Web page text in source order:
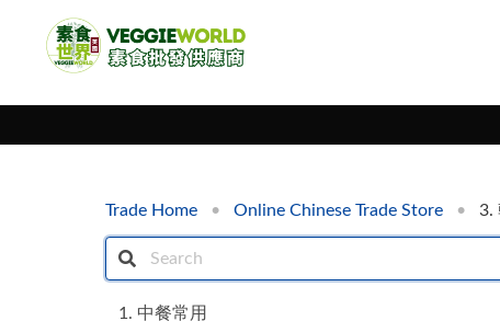
Trade Home Online Chinese Trade Store 3.
1. 中餐常用